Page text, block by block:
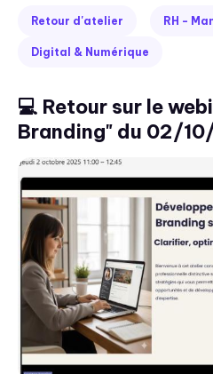
Retour d'atelier RH -
Digital & Numérique
💻 Retour sur le
Branding" du 02/